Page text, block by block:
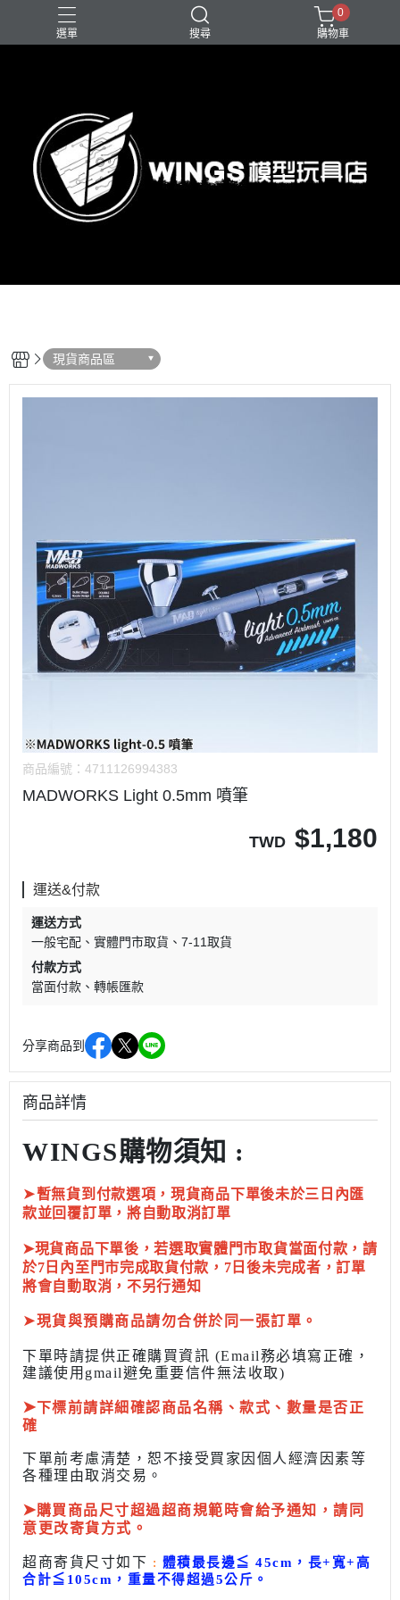
選單 搜尋
0
購物車
現貨商品區
商品編號： 4711126994383
MADWORKS Light 0.5mm 噴筆
TWD $1,180
運送&付款
運送方式
一般宅配
實體門市取貨
7-11取貨
付款方式
當面付款
轉帳匯款
分享商品到
商品詳情
WINGS購物須知 :
➤暫無貨到付款選項，現貨商品下單後未於三日內匯
款並回覆訂單，將自動取消訂單
➤現貨商品下單後，若選取實體門市取貨當面付款，請
於7日內至門市完成取貨付款，7日後未完成者，訂單
將會自動取消，不另行通知
➤現貨與預購商品請勿合併於同一張訂單。
下單時請提供正確購買資訊 (Email務必填寫正確，
建議使用gmail避免重要信件無法收取)
➤下標前請詳細確認商品名稱、款式、數量是否正
確
下單前考慮清楚，恕不接受買家因個人經濟因素等
各種理由取消交易。
➤購買商品尺寸超過超商規範時會給予通知，請同
意更改寄貨方式。
超商寄貨尺寸如下 : 體積最長邊≦ 45cm，長+寬+高
合計≦ 105cm， 重量不得超過5公斤 。